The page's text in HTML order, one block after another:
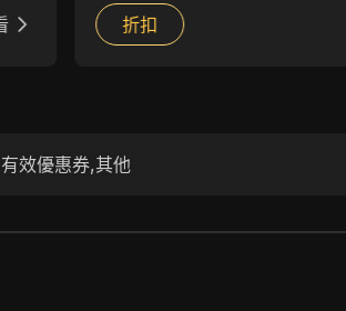
SOCKS5 協定，提供靈活的定
工具無縫整合。他們專業的客
折扣
有效優惠券,其他